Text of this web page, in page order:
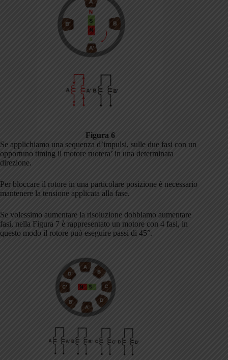
Figura 6
Se applichiamo una sequenza d’impulsi, sulle due fasi con un
opportuno timing il motore ruotera’ in una determinata
direzione.
Per bloccare il rotore in una particolare posizione è necessario
mantenere la tensione applicata alla fase.
Se volessimo aumentare la risoluzione dobbiamo aumentare
fasi, nella Figura 7 è rappresentato un motore con 4 fasi, in
questo modo il rotore può eseguire passi di 45°.